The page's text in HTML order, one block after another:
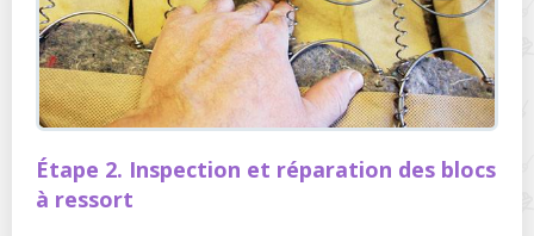
Étape 2. Inspection et réparation des blocs
à ressort